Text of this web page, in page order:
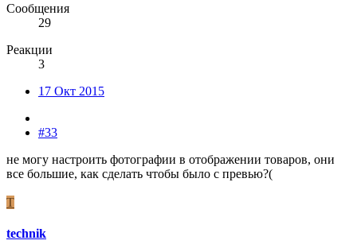
Сообщения
29
Реакции
3
17 Окт 2015
#33
не могу настроить фотографии в отображении товаров, они
все большие, как сделать чтобы было с превью?(
T
technik